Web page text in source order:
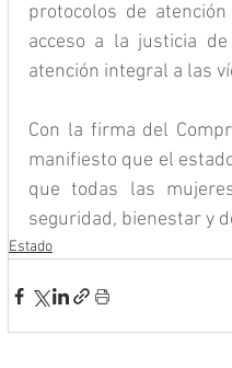
protocolos de
acceso a la justicia
atención integral a las
Con la firma del
manifiesto que el
que todas las
seguridad, bienestar y
Estado